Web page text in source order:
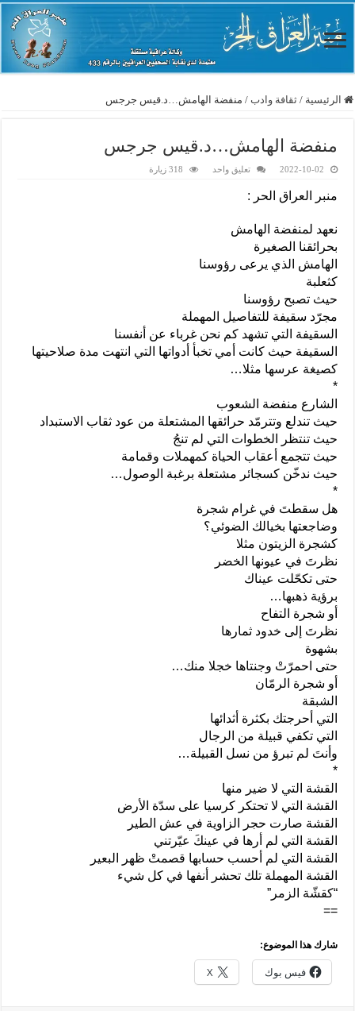
الرئيسية / ثقافة وادب / منفضة الهامش…د.قيس جرجس
منفضة الهامش…د.قيس جرجس
2022-10-02 تعليق واحد 318 زيارة
منبر العراق الحر :
نعهد لمنفضة الهامش
بحرائقنا الصغيرة
الهامش الذي يرعى رؤوسنا
كثعلبة
حيث تصبح رؤوسنا
مجرّد سقيفة للتفاصيل المهملة
السقيفة التي تشهد كم نحن غرباء عن أنفسنا
السقيفة حيث كانت أمي تخبأ أدواتها التي انتهت مدة صلاحيتها
كصيغة عرسها مثلا…
*
الشارع منفضة الشعوب
حيث تندلع وتترمّد حرائقها المشتعلة من عود ثقاب الاستبداد
حيث تنتظر الخطوات التي لم تنجُ
حيث تتجمع أعقاب الحياة كمهملات وقمامة
حيث ندخّن كسجائر مشتعلة برغبة الوصول…
*
هل سقطتَ في غرام شجرة
وضاجعتها بخيالك الضوئي؟
كشجرة الزيتون مثلا
نظرتَ في عيونها الخضر
حتى تكحّلت عيناك
برؤية ذهبها…
أو شجرة التفاح
نظرتَ إلى خدود ثمارها
بشهوة
حتى احمرّتْ وجنتاها خجلا منك…
أو شجرة الرمّان
الشبقة
التي أحرجتك بكثرة أثدائها
التي تكفي قبيلة من الرجال
وأنتَ لم تبرؤ من نسل القبيلة…
*
القشة التي لا ضير منها
القشة التي لا تحتكر كرسيا على سدّة الأرض
القشة صارت حجر الزاوية في عش الطير
القشة التي لم أرها في عينكَ عيّرتني
القشة التي لم أحسب حسابها قصمتْ ظهر البعير
القشة المهملة تلك تحشر أنفها في كل شيء
“كقشّة الزمر”
==
شارك هذا الموضوع:
فيس بوك X